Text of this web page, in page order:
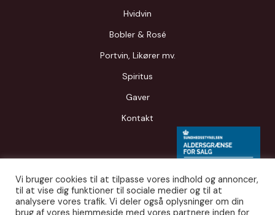
Hvidvin
Bobler & Rosé
Portvin, Likører mv.
Spiritus
Gaver
Kontakt
Vi bruger cookies til at tilpasse vores indhold og annoncer,
til at vise dig funktioner til sociale medier og til at
analysere vores trafik. Vi deler også oplysninger om din
brug af vores hjemmeside med vores partnere inden for